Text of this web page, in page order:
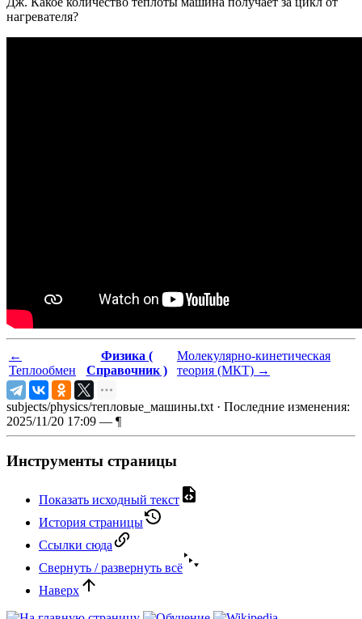
нагревателя?
←
Теплообмен
Физика (
Справочник )
Молекулярно-кинетическая
теория (МКТ) →
subjects/physics/тепловые_машины.txt · Последние изменения:
2025/11/20 17:09 — ¶
Инструменты страницы
Показать исходный текст
История страницы
Ссылки сюда
Свернуть / развернуть всё
Наверх